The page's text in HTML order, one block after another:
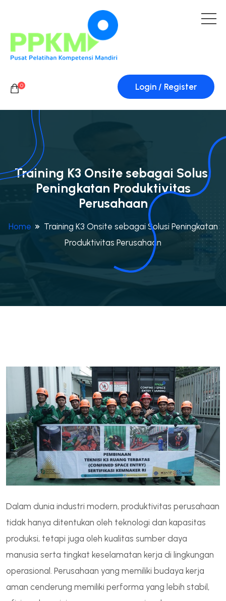
0 Login / Register
Training K3 Onsite sebagai Solusi
Peningkatan Produktivitas
Perusahaan
Home
Training K3 Onsite sebagai Solusi Peningkatan
Produktivitas Perusahaan
Dalam dunia industri modern, produktivitas perusahaan
tidak hanya ditentukan oleh teknologi dan kapasitas
produksi, tetapi juga oleh kualitas sumber daya
manusia serta tingkat keselamatan kerja di lingkungan
operasional. Perusahaan yang memiliki budaya kerja
aman cenderung memiliki performa yang lebih stabil,